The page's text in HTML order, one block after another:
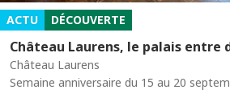
ACTU DÉCOUVERTE
Château Laurens, le palais entre
Château Laurens
Semaine anniversaire du 15 au 20